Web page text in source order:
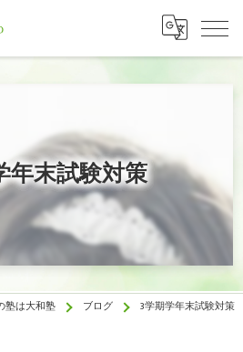
年末試験対策
塾は大和塾 ブログ 3学期学年末試験対策